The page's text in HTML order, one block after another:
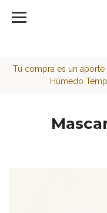
<script>function
Tu compra es un
Húmedo